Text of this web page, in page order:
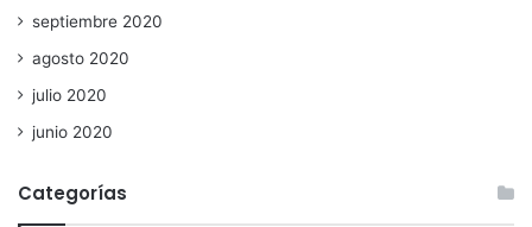
septiembre 2020
agosto 2020
julio 2020
junio 2020
Categorías